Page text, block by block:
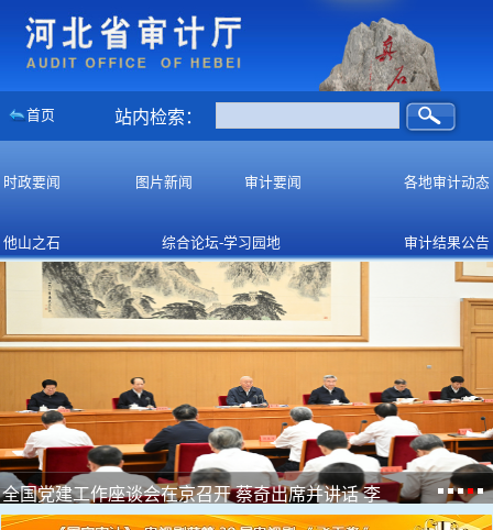
首页 站内检索：
时政要闻 图片新闻 审计要闻 各地审计动态
他山之石 综合论坛-学习园地 审计结果公告
全国党建工作座谈会在京召开 蔡奇出席并讲话 李